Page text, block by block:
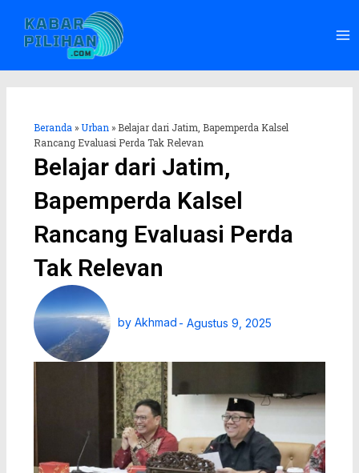
konten
Beranda » Urban » Belajar dari Jatim, Bapemperda Kalsel
Rancang Evaluasi Perda Tak Relevan
Belajar dari Jatim,
Bapemperda Kalsel
Rancang Evaluasi Perda
Tak Relevan
byAkhmad - Agustus 9, 2025